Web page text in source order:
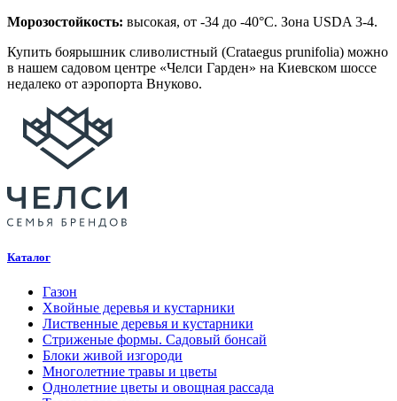
Морозостойкость: высокая, от -34 до -40°C. Зона USDA 3-4.
Купить боярышник сливолистный (Crataegus prunifolia) можно
в нашем садовом центре «Челси Гарден» на Киевском шоссе
недалеко от аэропорта Внуково.
Каталог
Газон
Хвойные деревья и кустарники
Лиственные деревья и кустарники
Стриженые формы. Садовый бонсай
Блоки живой изгороди
Многолетние травы и цветы
Однолетние цветы и овощная рассада